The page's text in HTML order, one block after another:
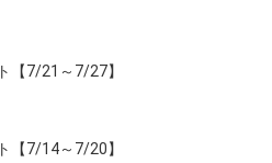
【7/21～7/27】
【7/14～7/20】